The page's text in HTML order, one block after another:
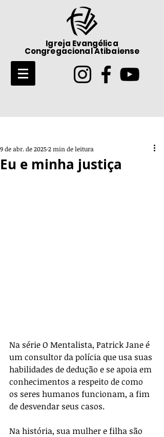
Igreja Evangélica
Congregacional Atibaiense
Eu e minha justiça
9 de abr. de 20252 min de leitura
Na série O Mentalista, Patrick Jane é
um consultor da polícia que usa suas
habilidades de dedução e se apoia em
conhecimentos a respeito de como
os seres humanos funcionam, a fim
de desvendar seus casos.
Na história, sua mulher e filha são